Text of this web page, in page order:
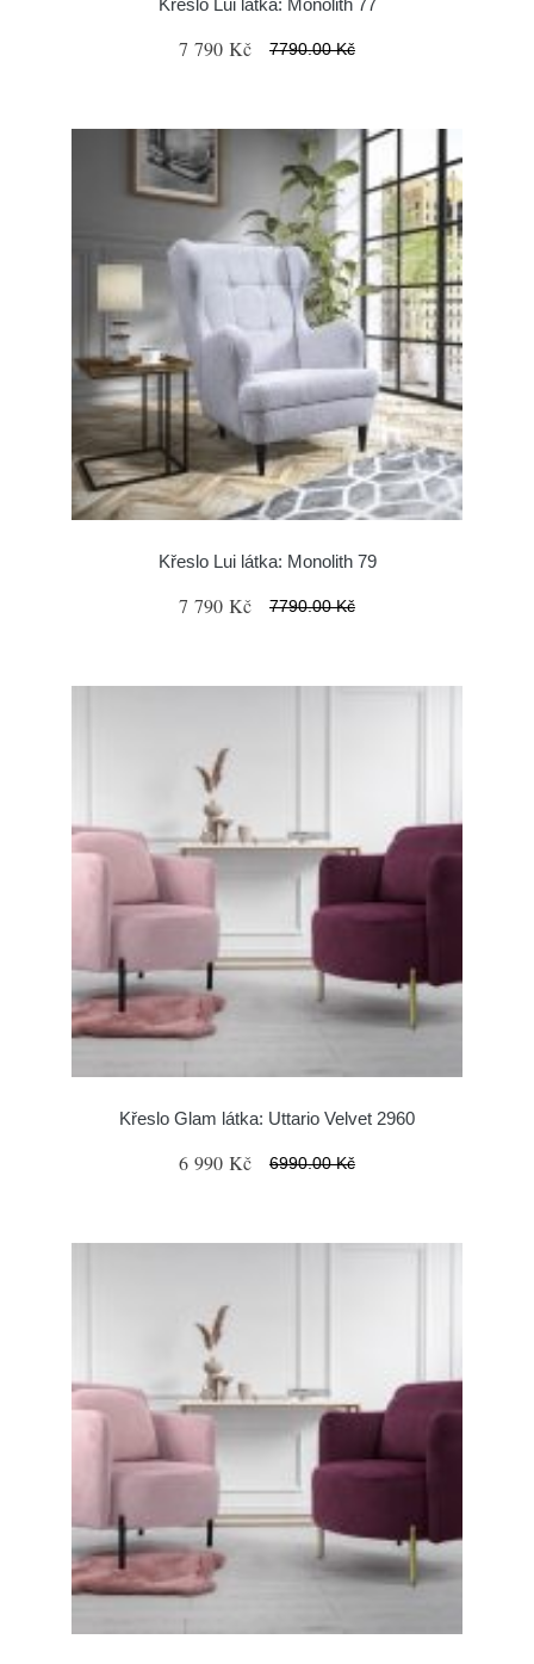
Křeslo Lui látka: Monolith 77
7 790 Kč 7790.00 Kč
Křeslo Lui látka: Monolith 79
7 790 Kč 7790.00 Kč
Křeslo Glam látka: Uttario Velvet 2960
6 990 Kč 6990.00 Kč